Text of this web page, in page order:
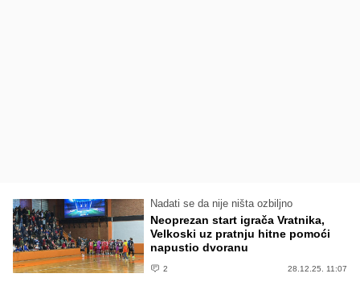
Nadati se da nije ništa ozbiljno
Neoprezan start igrača Vratnika,
Velkoski uz pratnju hitne pomoći
napustio dvoranu
2 28.12.25. 11:07